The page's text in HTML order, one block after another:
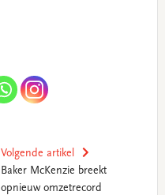
Volgende artikel
Baker McKenzie breekt
opnieuw omzetrecord